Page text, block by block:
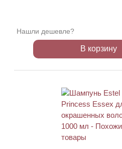
Нашли дешевле?
В корзину